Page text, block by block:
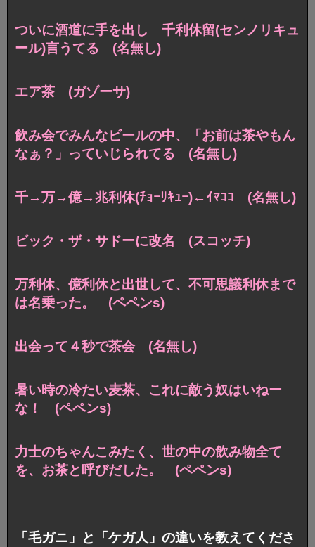
ついに酒道に手を出し 千利休留(センノリキュ
ール)言うてる (名無し)
エア茶 (ガゾーサ)
飲み会でみんなビールの中、「お前は茶やもん
なぁ？」っていじられてる (名無し)
千→万→億→兆利休(ﾁｮｰﾘｷｭｰ)←ｲﾏｺｺ (名無し)
ビック・ザ・サドーに改名 (スコッチ)
万利休、億利休と出世して、不可思議利休まで
は名乗った。 (ペペンs)
出会って４秒で茶会 (名無し)
暑い時の冷たい麦茶、これに敵う奴はいねー
な！ (ペペンs)
力士のちゃんこみたく、世の中の飲み物全て
を、お茶と呼びだした。 (ペペンs)
「毛ガニ」と「ケガ人」の違いを教えてくださ